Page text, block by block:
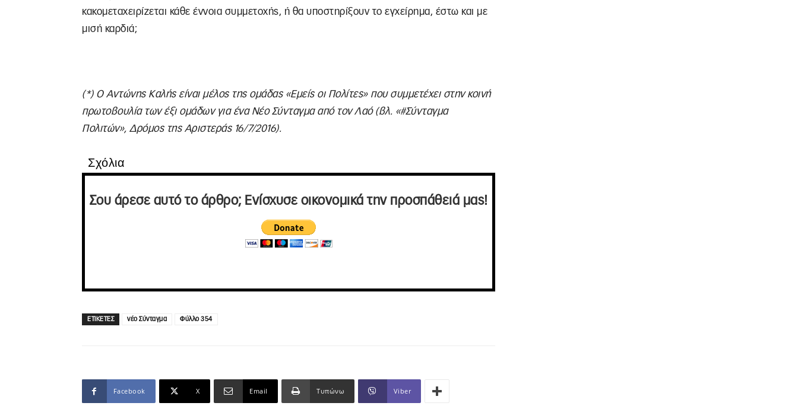
κακομεταχειρίζεται κάθε έννοια συμμετοχής, ή θα υποστηρίξουν το εγχείρημα, έστω και με
μισή καρδιά;
(*) Ο Αντώνης Καλής είναι μέλος της ομάδας «Εμείς οι Πολίτες» που συμμετέχει στην κοινή
πρωτοβουλία των έξι ομάδων για ένα Νέο Σύνταγμα από τον Λαό (βλ. «#Σύνταγμα
Πολιτών», Δρόμος της Αριστεράς 16/7/2016).
Σχόλια
Σου άρεσε αυτό το άρθρο; Ενίσχυσε οικονομικά την προσπάθειά μας!
ΕΤΙΚΕΤΕΣ νέο Σύνταγμα Φύλλο 354
Facebook X Email Τυπώνω Viber